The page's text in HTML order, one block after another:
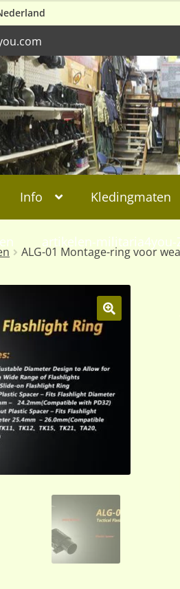
Info Kledingmaten
artikelen-militaria4you-
ALG-01 Montage-ring voor